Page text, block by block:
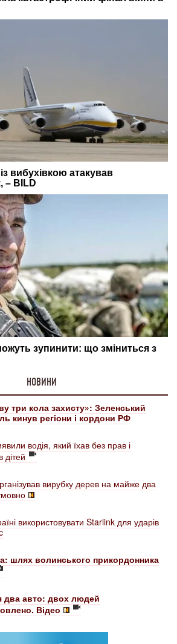
НОВИНИ
три кола захисту»: Зеленський
кинув регіони і кордони РФ
водія, який їхав без прав і
вирубку дерев на майже два
використовувати Starlink для ударів
шлях волинського прикордонника
два авто: двох людей
Відео